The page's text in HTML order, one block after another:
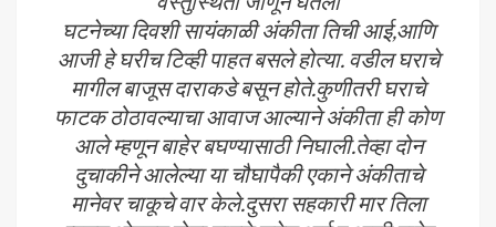
घटनेच्या दिवशी सायंकाळी अंकीता तिची आई,आणि
आजी हे घरीच टिव्ही पाहत बसले होत्या. वडील घराचे
मागील बाजूस दाराकडे बसून होते.कुणीतरी घराचे
फाटक ठोठावल्याचा आवाज आल्याने अंकीता ही कोण
आले म्हणून बाहेर बघण्यासाठी निघाली.तेव्हा दोन
दुचाकीने आलेल्या या चौघापैकी एकाने अंकीताचे
मानेवर चाकूचे वार केले.दुसरा सहकारी मार तिला